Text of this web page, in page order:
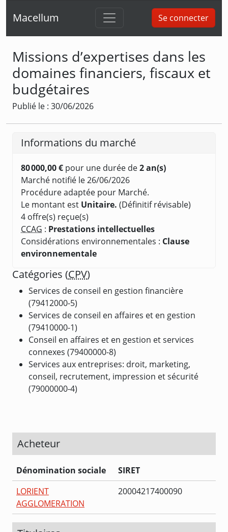
Macellum Se connecter
Missions d’expertises dans les
domaines financiers, fiscaux et
budgétaires
Publié le : 30/06/2026
Informations du marché
80 000,00 € pour une durée de2 an(s)
Marché notifié le 26/06/2026
Procédure adaptée pour Marché.
Le montant est Unitaire. (Définitif révisable)
4 offre(s) reçue(s)
CCAG : Prestations intellectuelles
Considérations environnementales : Clause
environnementale
Catégories (CPV)
Services de conseil en gestion financière
(79412000-5)
Services de conseil en affaires et en gestion
(79410000-1)
Conseil en affaires et en gestion et services
connexes (79400000-8)
Services aux entreprises: droit, marketing,
conseil, recrutement, impression et sécurité
(79000000-4)
Acheteur
Dénomination sociale
SIRET
LORIENT
AGGLOMERATION
20004217400090